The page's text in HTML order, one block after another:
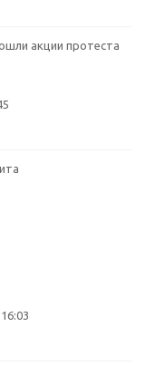
акции протеста